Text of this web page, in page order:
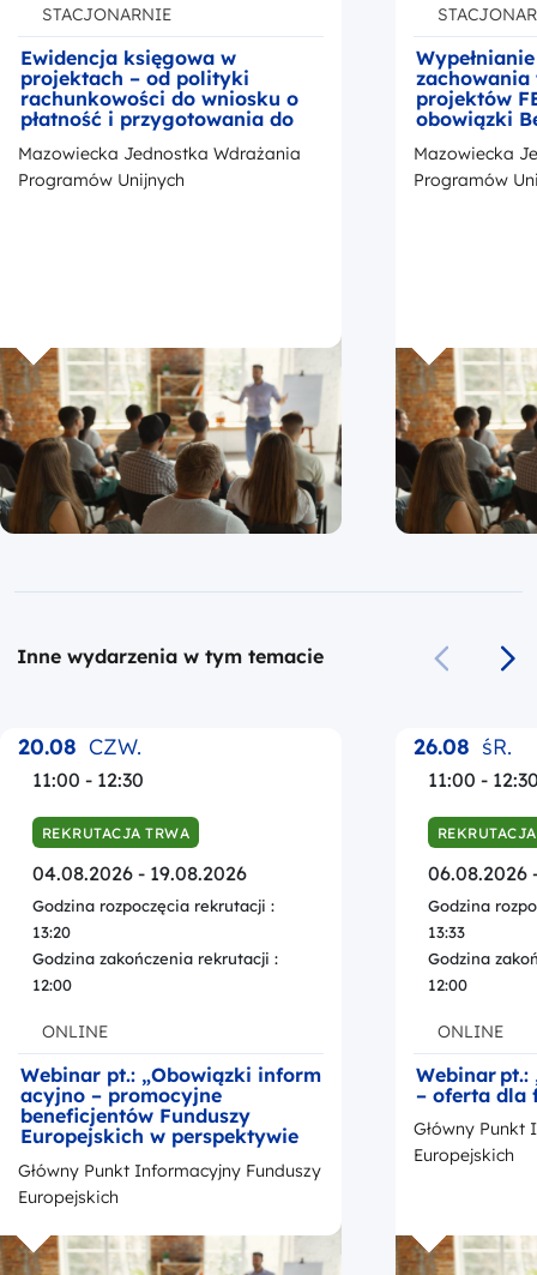
STACJONARNIE
Ewidencja księgowa w
projektach – od polityki
rachunkowości do wniosku o
płatność i przygotowania do
Mazowiecka Jednostka Wdrażania
Programów Unijnych
zachowania
projektów
obowiązki
z
promocji
Mazowiecka
Programów
Inne wydarzenia w tym temacie
Poprzedni
20.08 CZW.
11:00 - 12:30
REKRUTACJA TRWA
04.08.2026 - 19.08.2026
Godzina rozpoczęcia rekrutacji :
13:20
Godzina zakończenia rekrutacji :
12:00
ONLINE
Webinar pt.: „Obowiązki inform
acyjno – promocyjne
beneficjentów Funduszy
Europejskich w perspektywie
Główny Punkt Informacyjny Funduszy
Europejskich
26.08 śR.
11:00 -
06.08.2026
Godzina
13:33
Godzina
12:00
ONLINE
Webinar pt.:
– oferta dla
Główny Punkt
Europejskich